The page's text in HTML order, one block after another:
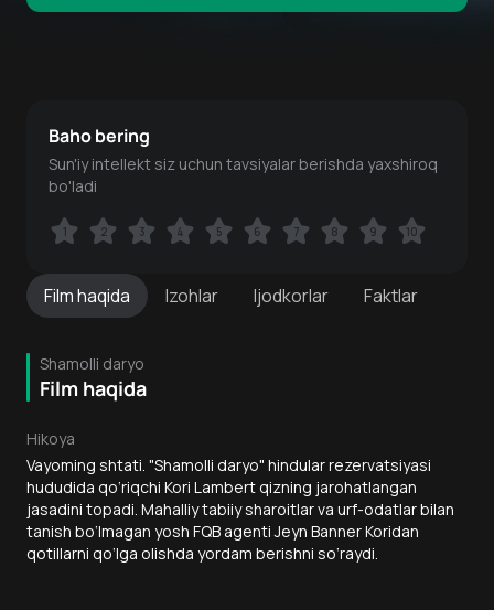
Filmhaqida Izohlar Ijodkorlar Faktlar
Shamolli daryo
Film haqida
Hikoya
Vayoming shtati. "Shamolli daryo" hindular rezervatsiyasi
hududida qo‘riqchi Kori Lambert qizning jarohatlangan
jasadini topadi. Mahalliy tabiiy sharoitlar va urf-odatlar bilan
tanish bo‘lmagan yosh FQB agenti Jeyn Banner Koridan
qotillarni qo‘lga olishda yordam berishni so‘raydi.
Baho bering
Sun'iy intellekt siz uchun tavsiyalar berishda yaxshiroq
bo'ladi
1 2 3 4 5 6 7 8 9 10
1 2 3 4 5 6 7 8 9 10